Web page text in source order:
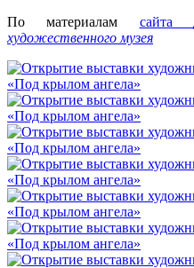
По материалам сайта
художественного музея